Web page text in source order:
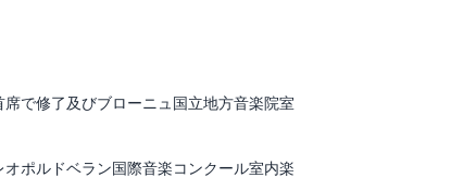
ョン等のTV出演、アーティストサポート
で修了及びブローニュ国立地方音楽院室
ポルドベラン国際音楽コンクール室内楽